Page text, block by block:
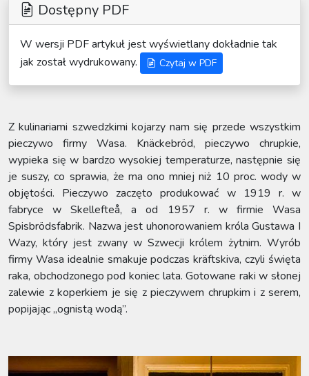
Dostępny PDF
W wersji PDF artykuł jest wyświetlany dokładnie tak
jak został wydrukowany.
Czytaj w PDF
Z kulinariami szwedzkimi kojarzy nam się przede wszystkim
pieczywo firmy Wasa. Knäckebröd, pieczywo chrupkie,
wypieka się w bardzo wysokiej temperaturze, następnie się
je suszy, co sprawia, że ma ono mniej niż 10 proc. wody w
objętości. Pieczywo zaczęto produkować w 1919 r. w
fabryce w Skellefteå, a od 1957 r. w firmie Wasa
Spisbrödsfabrik. Nazwa jest uhonorowaniem króla Gustawa I
Wazy, który jest zwany w Szwecji królem żytnim. Wyrób
firmy Wasa idealnie smakuje podczas kräftskiva, czyli święta
raka, obchodzonego pod koniec lata. Gotowane raki w słonej
zalewie z koperkiem je się z pieczywem chrupkim i z serem,
popijając „ognistą wodą”.